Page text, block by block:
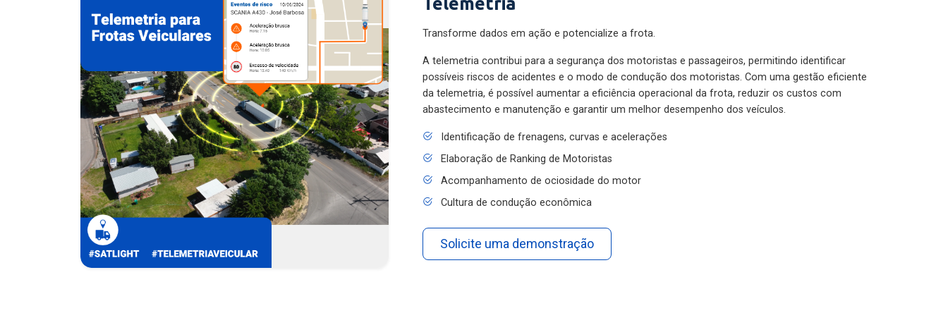
Transforme dados em ação e potencialize a frota.
A telemetria contribui para a segurança dos motoristas e passageiros, permitindo identificar
possíveis riscos de acidentes e o modo de condução dos motoristas. Com uma gestão eficiente
da telemetria, é possível aumentar a eficiência operacional da frota, reduzir os custos com
abastecimento e manutenção e garantir um melhor desempenho dos veículos.
Identificação de frenagens, curvas e acelerações
Elaboração de Ranking de Motoristas
Acompanhamento de ociosidade do motor
Cultura de condução econômica
Solicite uma demonstração